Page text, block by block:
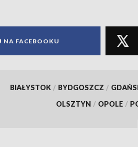
NA FACEBOOKU
BIAŁYSTOK / BYDGOSZCZ /
OLSZTYN / OPOLE /